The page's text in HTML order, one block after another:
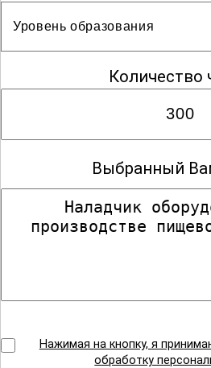
Количество
Выбранный
Нажимая на кнопку, я
обработку